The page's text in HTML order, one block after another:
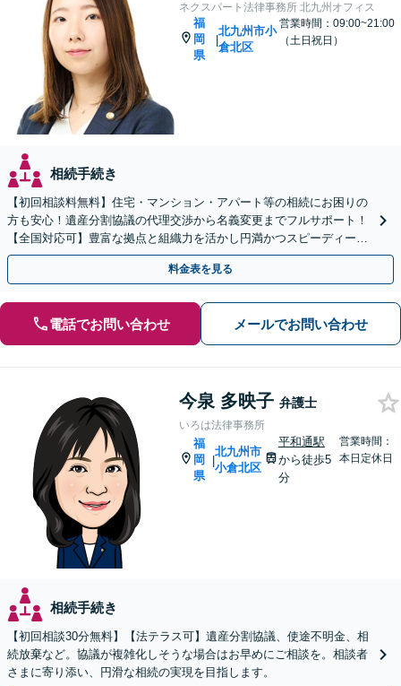
ネクスパート法律事務所 北九州オフィス
福
岡
県
|
北九州市小
倉北区
営業時間：09:00~21:00
（土日祝日）
相続手続き
【初回相談料無料】住宅・マンション・アパート等の相続にお困りの
方も安心！遺産分割協議の代理交渉から名義変更までフルサポート！
【全国対応可】豊富な拠点と組織力を活かし円満かつスピーディーに
相続手続きをお手伝いします【取扱い実績2000件以上】
料金表を見る
電話でお問い合わせ メールでお問い合わせ
今泉 多映子 弁護士
いろは法律事務所
福
岡
県
|
北九州市
小倉北区
平和通駅
から徒歩5
分
営業時間：
本日定休日
相続手続き
【初回相談30分無料】【法テラス可】遺産分割協議、使途不明金、相
続放棄など。協議が複雑化しそうな場合はお早めにご相談を。相談者
さまに寄り添い、円滑な相続の実現を目指します。